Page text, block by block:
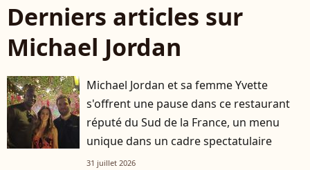
Derniers articles sur
Michael Jordan
Michael Jordan et sa femme Yvette
s'offrent une pause dans ce restaurant
réputé du Sud de la France, un menu
unique dans un cadre spectatulaire
31 juillet 2026